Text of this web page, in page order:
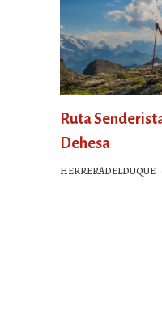
Ruta
Dehesa
HERRERADELDUQUE